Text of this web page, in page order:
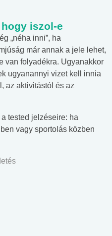
iszol-e
„néha inni”, ha
már annak a jele lehet,
van folyadékra. Ugyanakkor
ugyanannyi vizet kell innia
az aktivitástól és az
tested jelzéseire: ha
vagy sportolás közben